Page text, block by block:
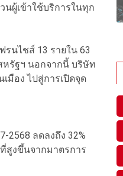
นผู้เข้าใช้บริการในทุก
นไชส์ 13 รายใน 63
รัฐฯ นอกจากนี้ บริษัท
มือง ไปสู่การเปิดจุด
2568 ลดลงถึง 32%
สูงขึ้นจากมาตรการ